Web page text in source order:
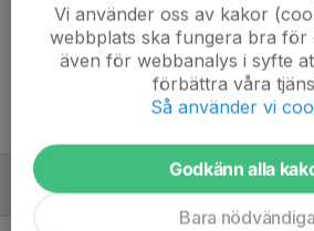
Position
Mittfältare
Ålder
27 år
A-LAGSSERIER 2023
Vi använder oss av kakor
webbplats ska fungera bra för
även för webbanalys i syfte
förbättra våra
Så använder vi
Godkänn alla
Bara nödvändiga